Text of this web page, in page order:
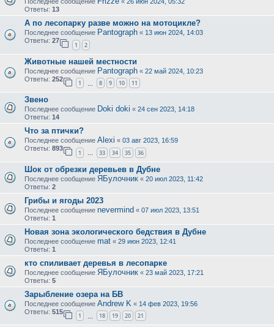
Ответы: 13
А по лесопарку разве можно на мотоцикле?
Последнее сообщение Pantograph « 13 июн 2024, 14:03
Ответы: 27
1 2
Животные нашей местности
Последнее сообщение Pantograph « 22 май 2024, 10:23
Ответы: 252
1 8 9 10 11
Звено
Последнее сообщение Doki doki « 24 сен 2023, 14:18
Ответы: 14
Что за птички?
Последнее сообщение Alexi « 03 авг 2023, 16:59
Ответы: 893
1 … 33 34 35 36
Шок от обрезки деревьев в Дубне
Последнее сообщение ЯБулочник « 20 июл 2023, 11:42
Ответы: 2
Грибы и ягоды 2023
Последнее сообщение nevermind « 07 июл 2023, 13:51
Ответы: 1
Новая зона экологического бедствия в Дубне
Последнее сообщение mat « 29 июн 2023, 12:41
Ответы: 1
кто спиливает деревья в лесопарке
Последнее сообщение ЯБулочник « 23 май 2023, 17:21
Ответы: 5
Зарыбление озера на БВ
Последнее сообщение Andrew K « 14 фев 2023, 19:56
Ответы: 515
1 18 19 20 21